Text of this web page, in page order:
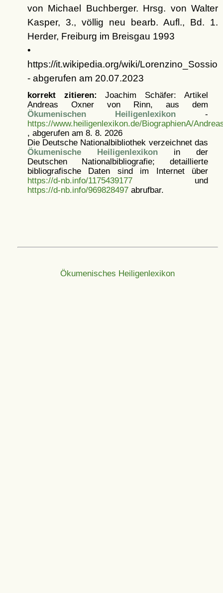
von Michael Buchberger. Hrsg. von Walter
Kasper, 3., völlig neu bearb. Aufl., Bd. 1.
Herder, Freiburg im Breisgau 1993
•
https://it.wikipedia.org/wiki/Lorenzino_Sossio
- abgerufen am 20.07.2023
korrekt zitieren: Joachim Schäfer: Artikel
Andreas Oxner von Rinn, aus dem
Ökumenischen Heiligenlexikon -
https://www.heiligenlexikon.de/BiographienA/
, abgerufen am 8. 8. 2026
Die Deutsche Nationalbibliothek verzeichnet das
Ökumenische Heiligenlexikonin der
Deutschen Nationalbibliografie; detaillierte
bibliografische Daten sind im Internet über
https://d-nb.info/1175439177und
https://d-nb.info/969828497abrufbar.
Ökumenisches Heiligenlexikon